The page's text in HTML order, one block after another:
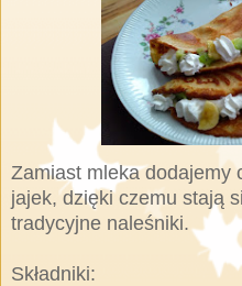
Zamiast mleka dodajemy
jajek, dzięki czemu stają
tradycyjne naleśniki.
Składniki: